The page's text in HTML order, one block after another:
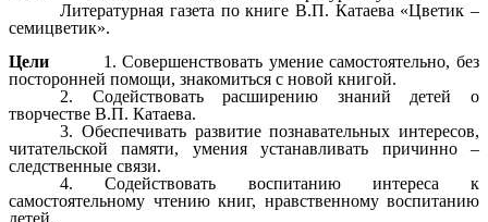
Литературная газета по книге В.П. Катаева «Цветик –
семицветик».
Цели 1. Совершенствовать умение самостоятельно, без
посторонней помощи, знакомиться с новой книгой.
2. Содействовать расширению знаний детей о
творчестве В.П. Катаева.
3. Обеспечивать развитие познавательных интересов,
читательской памяти, умения устанавливать причинно –
следственные связи.
4. Содействовать воспитанию интереса к
самостоятельному чтению книг, нравственному воспитанию
детей.